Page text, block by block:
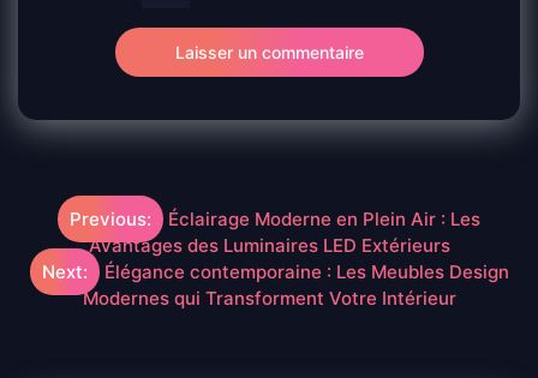
Navigation
de
l’article
Previous:
Éclairage Moderne en Plein Air : Les
Avantages des Luminaires LED Extérieurs
Next:
Élégance contemporaine : Les Meubles Design
Modernes qui Transforment Votre Intérieur